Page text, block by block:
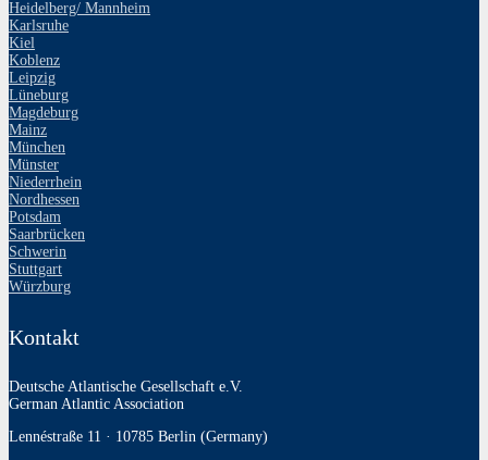
Heidelberg/ Mannheim
Karlsruhe
Kiel
Koblenz
Leipzig
Lüneburg
Magdeburg
Mainz
München
Münster
Niederrhein
Nordhessen
Potsdam
Saarbrücken
Schwerin
Stuttgart
Würzburg
Kontakt
Deutsche Atlantische Gesellschaft e.V.
German Atlantic Association
Lennéstraße 11 · 10785 Berlin (Germany)